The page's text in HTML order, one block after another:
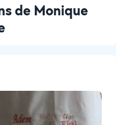
de Monique